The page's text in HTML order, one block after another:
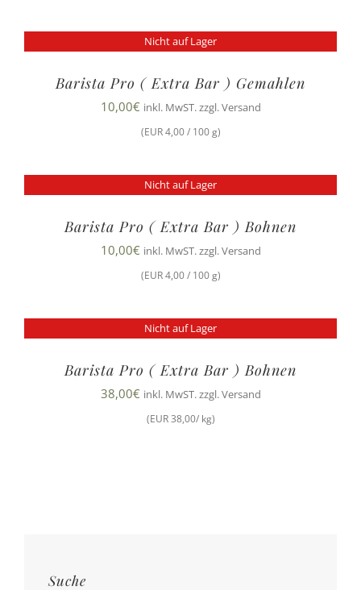
Nicht auf Lager
Barista Pro ( Extra Bar ) Gemahlen
10,00€ inkl. MwST. zzgl. Versand
(EUR 4,00 / 100 g)
Nicht auf Lager
Barista Pro ( Extra Bar ) Bohnen
10,00€ inkl. MwST. zzgl. Versand
(EUR 4,00 / 100 g)
Nicht auf Lager
Barista Pro ( Extra Bar ) Bohnen
38,00€ inkl. MwST. zzgl. Versand
(EUR 38,00/ kg)
Suche